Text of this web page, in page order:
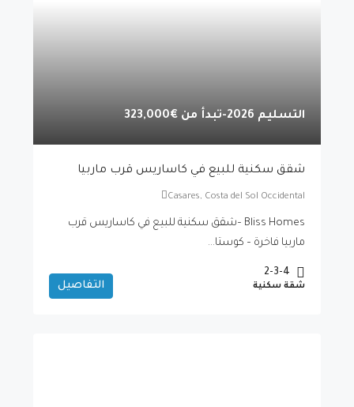
التسليم 2026-تبدأ من €323,000
شقق سكنية للبيع في كاساريس قرب ماربيا
Casares, Costa del Sol Occidental
Bliss Homes –شقق سكنية للبيع في كاساريس قرب
ماربيا فاخرة – كوستا...
2-3-4
شقة سكنية التفاصيل